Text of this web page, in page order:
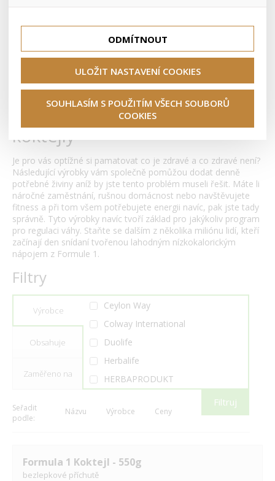
Úvod> Potravinové doplňky
Formula 1 a jiné Výživné koktejly
Formula 1 a jiné Výživné
koktejly
Je pro vás optížné si pamatovat co je zdravé a co zdravé není?
Následující výrobky vám společně pomůžou dodat denně
potřebné živiny aníž by jste tento problém museli řešit. Máte li
náročné zaměstnání, rušnou domácnost nebo navštěvujete
fitness a při tom všem potřebujete energii navíc, pak jste tady
správně. Tyto výrobky navíc tvoří základ pro jakýkoliv program
pro regulaci váhy. Staňte se dalším z několika miliónu lidí, kteří
začínají den snídaní tvořenou lahodným nízkokalorickým
nápojem z Formule 1.
Filtry
Výrobce
Obsahuje
Zaměřeno na
Ceylon Way
Colway International
Duolife
Herbalife
HERBAPRODUKT
LR Health & Beauty
Valentus
Filtruj
Seřadit
podle:
Názvu Výrobce Ceny
Formula 1 Koktejl - 550g
bezlepkové příchutě
se nevhodným doporučením produktů či jiným
nedůležitým nabídkám.
marketingové kampaně.
ODMÍTNOUT
ULOŽIT NASTAVENÍ COOKIES
SOUHLASÍM S POUŽITÍM VŠECH SOUBORŮ
COOKIES